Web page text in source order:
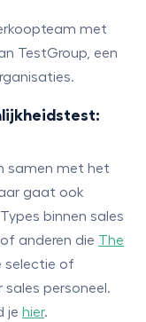
met
TestGroup, een
samen met het
gaat ook
binnen sales
anderen die The
selectie of
sales personeel.
je hier.